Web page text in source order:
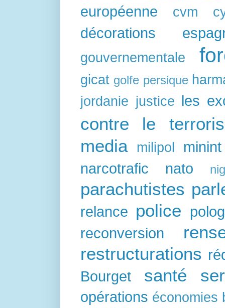
européenne
cvm
décorations
gouvernementale
gicat golfe persique
jordanie justice les
contre le
media
milipol
minint
narcotrafic
nato
parachutistes
relance police
reconversion
restructurations
Bourget
santé
opérations économies